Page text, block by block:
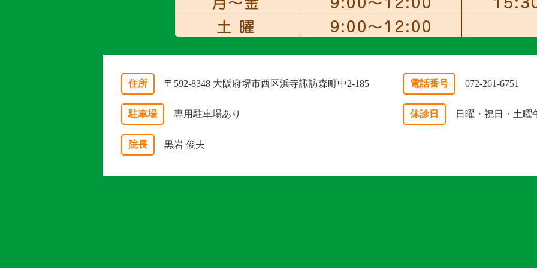
住所 〒592-8348 大阪府堺市西区浜寺諏訪森町中2-185 電話番号 072-261-6751
駐車場 専用駐車場あり 休診日 日曜・祝日・土曜
院長 黒岩 俊夫